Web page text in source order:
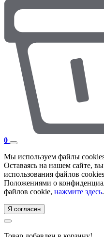
0
Мы используем файлы
Оставаясь на нашем сайте,
использования файлов
Положениями о
файлов cookie, нажмите здесь.
Я согласен